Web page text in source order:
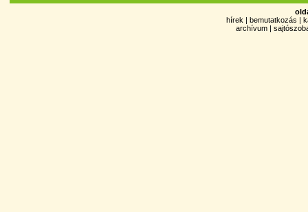
hírek | bemutatkozás |
archívum |